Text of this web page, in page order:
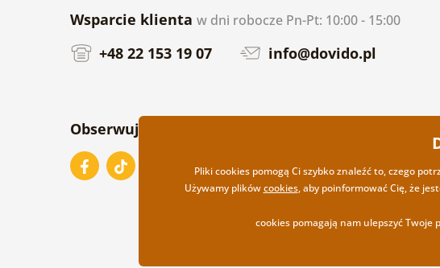
Wsparcie klienta w dni robocze Pn-Pt: 10:00 - 15:00
+48 22 153 19 07 info@dovido.pl
Obserwuj nas na
Pliki cookies pomogą Ci szybko znaleźć to, czego
Używamy plikówcookies, aby poinformować Cię, że
cookies pomagają nam ulepszyć Twoje